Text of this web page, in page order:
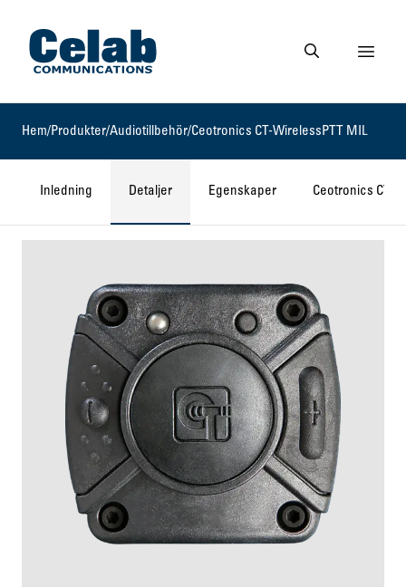
Gå till startsidan
Gå till söksidan
Visa
Hem/Produkter/Audiotillbehör/Ceotronics CT-WirelessPTT MIL
Inledning Detaljer Egenskaper Ceotronics CT-